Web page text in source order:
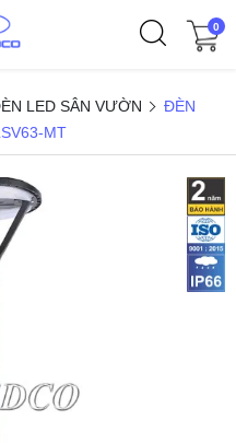
0
LED SÂN VƯỜN
ĐÈN
MT